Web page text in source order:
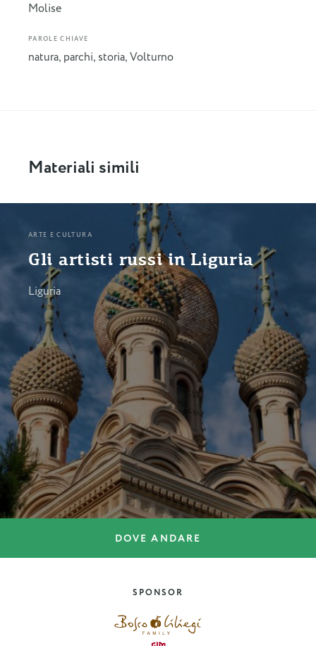
Molise
PAROLE CHIAVE
natura, parchi, storia,Volturno
Materiali simili
ARTE E CULTURA
Gli artisti russi in Liguria
Liguria
DOVE ANDARE
SPONSOR